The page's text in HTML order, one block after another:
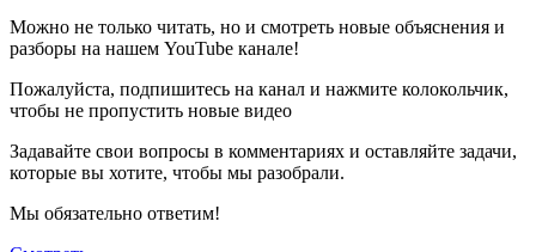
Можно не только читать, но и смотреть новые объяснения и
разборы на нашем YouTube канале!
Пожалуйста, подпишитесь на канал и нажмите колокольчик,
чтобы не пропустить новые видео
Задавайте свои вопросы в комментариях и оставляйте задачи,
которые вы хотите, чтобы мы разобрали.
Мы обязательно ответим!